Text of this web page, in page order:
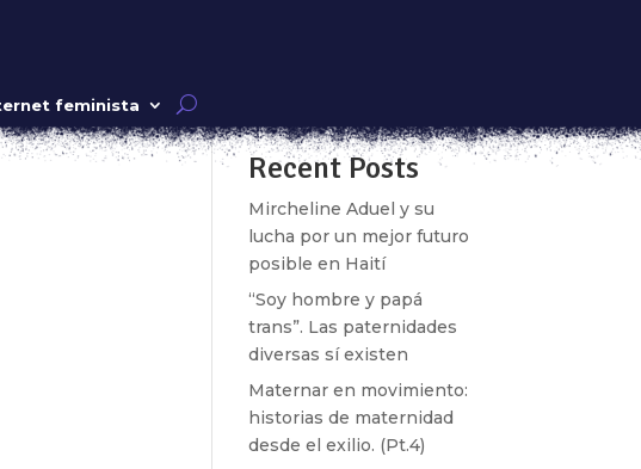
feminista
es la
Recent Posts
Mircheline Aduel y su
lucha por un mejor futuro
posible en Haití
“Soy hombre y papá
trans”. Las paternidades
diversas sí existen
Maternar en movimiento:
historias de maternidad
desde el exilio. (Pt.4)